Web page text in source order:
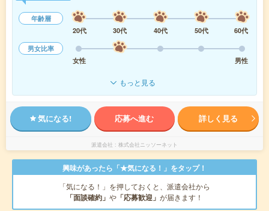
年齢層
20代
30代 40代 50代
60代
男女比率
女性
男性
もっと見る
気になる! 応募へ進む 詳しく見る
派遣会社 株式会社ニッソーネット
興味があったら「★気になる！」をタップ！
「気になる！」を押しておくと、派遣会社から
「面談確約」 や 「応募歓迎」 が届きます！